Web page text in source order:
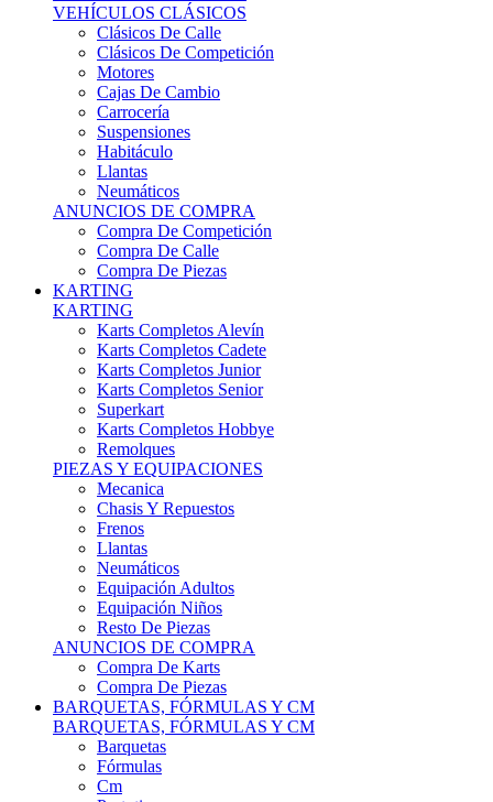
VEHÍCULOS CLÁSICOS
Clásicos De Calle
Clásicos De Competición
Motores
Cajas De Cambio
Carrocería
Suspensiones
Habitáculo
Llantas
Neumáticos
ANUNCIOS DE COMPRA
Compra De Competición
Compra De Calle
Compra De Piezas
KARTING
KARTING
Karts Completos Alevín
Karts Completos Cadete
Karts Completos Junior
Karts Completos Senior
Superkart
Karts Completos Hobbye
Remolques
PIEZAS Y EQUIPACIONES
Mecanica
Chasis Y Repuestos
Frenos
Llantas
Neumáticos
Equipación Adultos
Equipación Niños
Resto De Piezas
ANUNCIOS DE COMPRA
Compra De Karts
Compra De Piezas
BARQUETAS, FÓRMULAS Y CM
BARQUETAS, FÓRMULAS Y CM
Barquetas
Fórmulas
Cm